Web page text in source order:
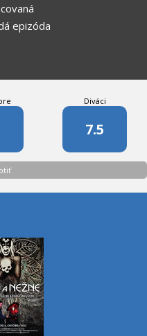
epizóda
Diváci
7.5